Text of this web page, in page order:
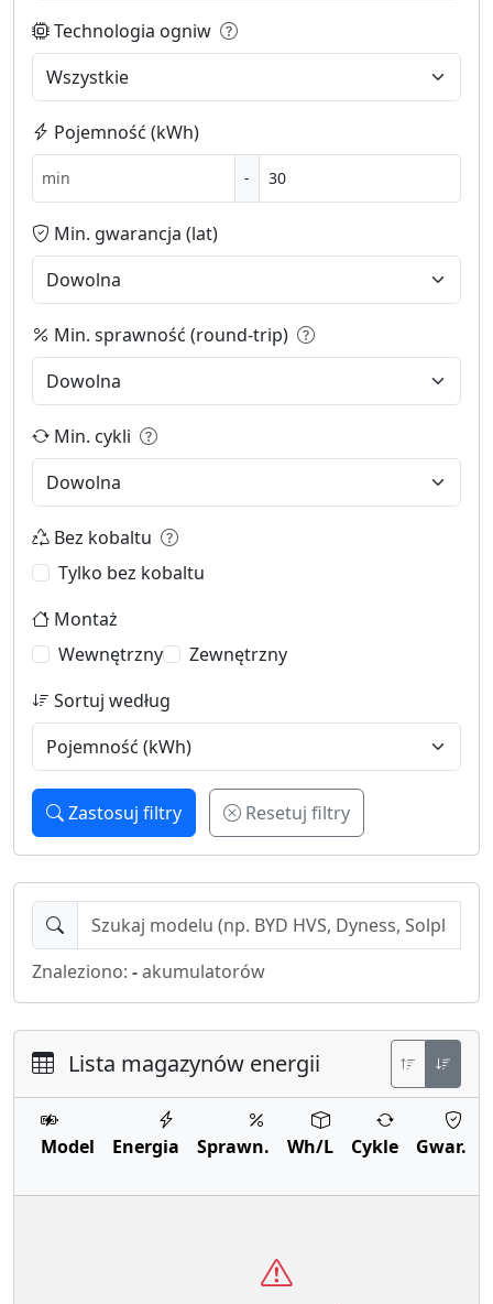
Technologia ogniw
Pojemność (kWh)
-
Min. gwarancja (lat)
Min. sprawność (round-trip)
Min. cykli
Bez kobaltu
Tylko bez kobaltu
Montaż
Wewnętrzny
Zewnętrzny
Sortuj według
Zastosuj filtry Resetuj filtry
Znaleziono: -akumulatorów
Lista magazynów energii
Model Energia Sprawn. Wh/L Cykle
Gwar.